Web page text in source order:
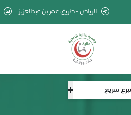
تبرع سريع
الرياض - طريق عمر بن عبدالعزيز